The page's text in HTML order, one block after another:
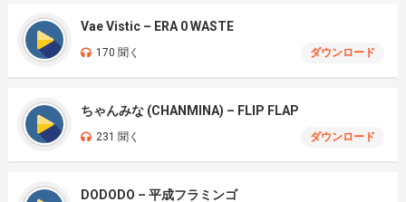
Vae Vistic – ERA 0 WASTE
170 聞く ダウンロード
ちゃんみな (CHANMINA) – FLIP FLAP
231 聞く ダウンロード
DODODO – 平成フラミンゴ